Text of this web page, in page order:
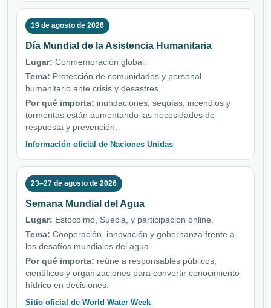
19 de agosto de 2026
Día Mundial de la Asistencia Humanitaria
Lugar: Conmemoración global.
Tema: Protección de comunidades y personal
humanitario ante crisis y desastres.
Por qué importa: inundaciones, sequías, incendios y
tormentas están aumentando las necesidades de
respuesta y prevención.
Información oficial de Naciones Unidas
23–27 de agosto de 2026
Semana Mundial del Agua
Lugar: Estocolmo, Suecia, y participación online.
Tema: Cooperación, innovación y gobernanza frente a
los desafíos mundiales del agua.
Por qué importa: reúne a responsables públicos,
científicos y organizaciones para convertir conocimiento
hídrico en decisiones.
Sitio oficial de World Water Week